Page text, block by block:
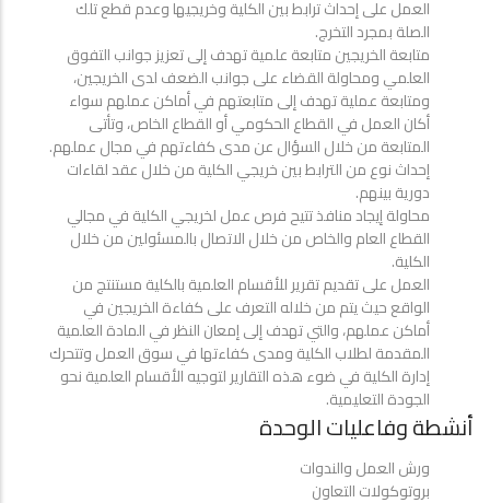
العمل على إحداث ترابط بين الكلية وخريجيها وعدم قطع تلك
الصلة بمجرد التخرج.
متابعة الخريجين متابعة علمية تهدف إلى تعزيز جوانب التفوق
العلمي ومحاولة القضاء على جوانب الضعف لدى الخريجين،
ومتابعة عملية تهدف إلى متابعتهم في أماكن عملهم سواء
أكان العمل في القطاع الحكومي أو القطاع الخاص، وتأتى
المتابعة من خلال السؤال عن مدى كفاءتهم في مجال عملهم.
إحداث نوع من الترابط بين خريجي الكلية من خلال عقد لقاءات
دورية بينهم.
محاولة إيجاد منافذ تتيح فرص عمل لخريجي الكلية في مجالي
القطاع العام والخاص من خلال الاتصال بالمسئولين من خلال
الكلية.
العمل على تقديم تقرير للأقسام العلمية بالكلية مستنتج من
الواقع حيث يتم من خلاله التعرف على كفاءة الخريجين في
أماكن عملهم، والتي تهدف إلى إمعان النظر في المادة العلمية
المقدمة لطلاب الكلية ومدى كفاءتها في سوق العمل وتتحرك
إدارة الكلية في ضوء هذه التقارير لتوجيه الأقسام العلمية نحو
الجودة التعليمية.
أنشطة وفاعليات الوحدة
ورش العمل والندوات
بروتوكولات التعاون